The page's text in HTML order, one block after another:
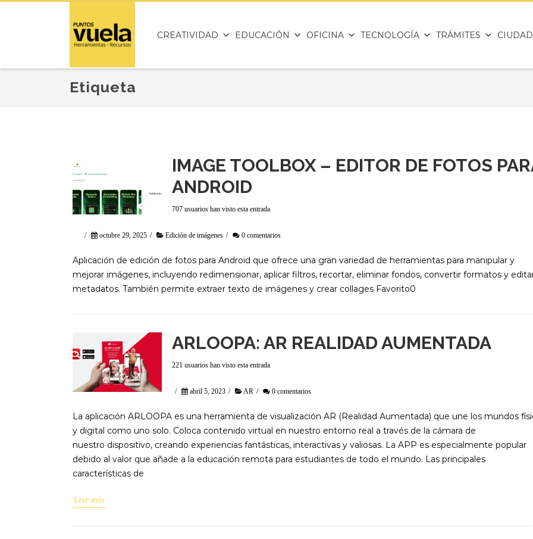
CREATIVIDAD EDUCACIÓN OFICINA TECNOLOGÍA TRÁMITES
Etiqueta
IMAGE TOOLBOX – EDITOR DE FOTOS
ANDROID
707 usuarios han visto esta entrada
/ octubre 29, 2025 / Edición de imágenes / 0 comentarios
Aplicación de edición de fotos para Android que ofrece una gran variedad de herramientas para manipular y
mejorar imágenes, incluyendo redimensionar, aplicar filtros, recortar, eliminar fondos, convertir formatos y
metadatos. También permite extraer texto de imágenes y crear collages Favorito0
ARLOOPA: AR REALIDAD AUMENTADA
221 usuarios han visto esta entrada
/ abril 5, 2023 / AR / 0 comentarios
La aplicación ARLOOPA es una herramienta de visualización AR (Realidad Aumentada) que une los mundos
y digital como uno solo. Coloca contenido virtual en nuestro entorno real a través de la cámara de
nuestro dispositivo, creando experiencias fantásticas, interactivas y valiosas. La APP es especialmente popular
debido al valor que añade a la educación remota para estudiantes de todo el mundo. Las principales
características de
Leer más